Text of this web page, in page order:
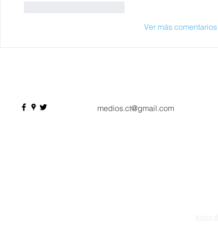
Ver más comentarios
medios.ct@gmail.com